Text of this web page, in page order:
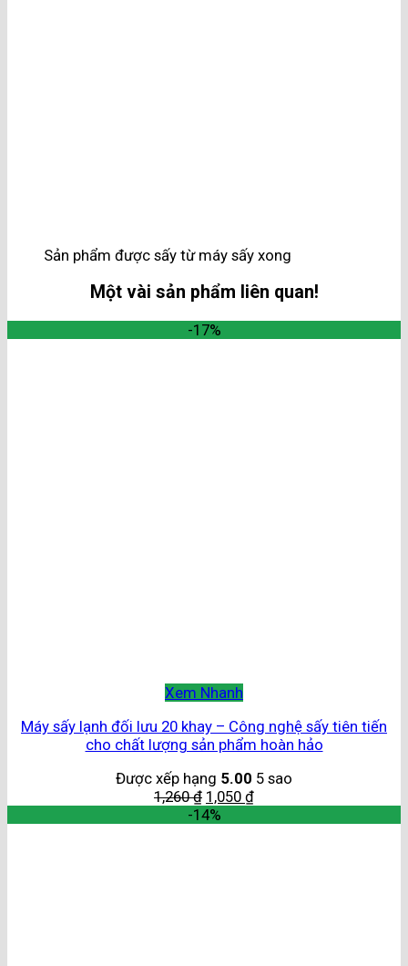
Sản phẩm được sấy từ máy sấy xong
Một vài sản phẩm liên quan!
-17%
Xem Nhanh
Máy sấy lạnh đối lưu 20 khay – Công nghệ sấy tiên tiến
cho chất lượng sản phẩm hoàn hảo
Được xếp hạng 5.00 5 sao
1,260₫ 1,050 ₫
-14%